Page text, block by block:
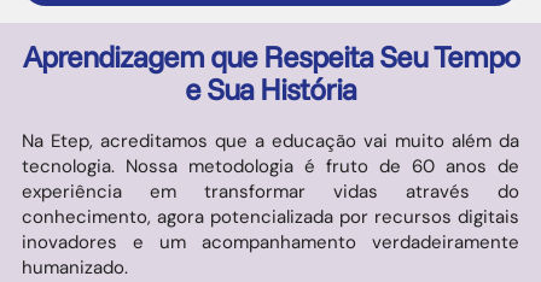
Aprendizagem que Respeita Seu Tempo
e Sua História
Na Etep, acreditamos que a educação vai muito além da
tecnologia. Nossa metodologia é fruto de 60 anos de
experiência em transformar vidas através do
conhecimento, agora potencializada por recursos digitais
inovadores e um acompanhamento verdadeiramente
humanizado.